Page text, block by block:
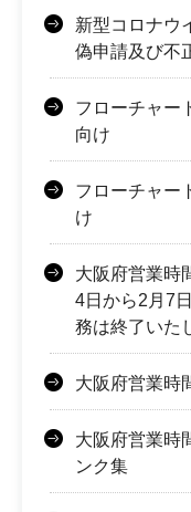
新型コロナウ
偽申請及び不
フローチャー
向け
フローチャー
け
大阪府営業時
4日から2月7
務は終了いた
大阪府営業時
大阪府営業時
ンク集